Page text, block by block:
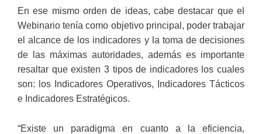
En ese mismo orden de ideas, cabe destacar que el
Webinario tenía como objetivo principal, poder trabajar
el alcance de los indicadores y la toma de decisiones
de las máximas autoridades, además es importante
resaltar que existen 3 tipos de indicadores los cuales
son: los Indicadores Operativos, Indicadores Tácticos
e Indicadores Estratégicos.
“Existe un paradigma en cuanto a la eficiencia,